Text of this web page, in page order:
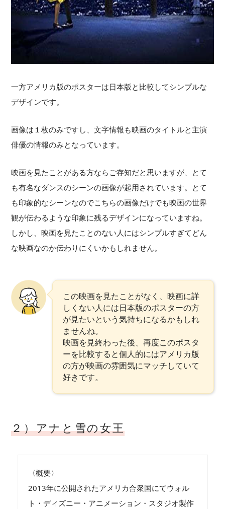
一方アメリカ版のポスターは日本版と比較してシンプルな
デザインです。
画像は１枚のみですし、文字情報も映画のタイトルと主演
俳優の情報のみとなっています。
映画を見たことがある方ならご存知だと思いますが、とて
も有名なダンスのシーンの画像が起用されています。とて
も印象的なシーンなのでこちらの画像だけでも映画の世界
観が伝わるような印象に残るデザインになっていますね。
しかし、映画を見たことのない人にはシンプルすぎてどん
な映画なのか伝わりにくいかもしれません。
この映画を見たことがなく、映画に詳
しくない人には日本版のポスターの方
が見たいという気持ちになるかもしれ
ませんね。
映画を見終わった後、再度このポスタ
ーを比較すると個人的にはアメリカ版
の方が映画の雰囲気にマッチしていて
好きです。
２）アナと雪の女王
〈概要〉
2013年に公開されたアメリカ合衆国にてウォル
ト・ディズニー・アニメーション・スタジオ製作